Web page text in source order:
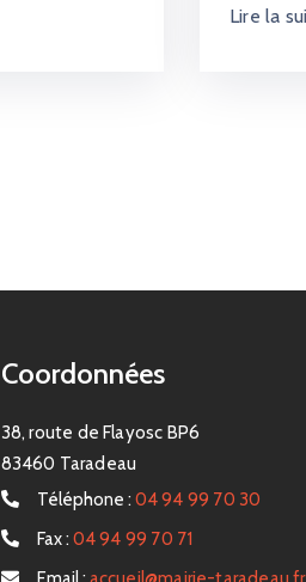
Lire la
Coordonnées
38, route de Flayosc BP6
83460 Taradeau
Téléphone : 04 94 99 70 30
Fax : 04 94 99 70 71